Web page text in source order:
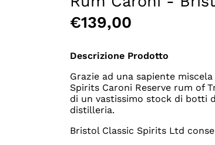
€139,00
Descrizione Prodotto
Grazie ad una sapiente
Spirits Caroni Reserve rum of
di un vastissimo stock di botti
distilleria.
Bristol Classic Spirits Ltd